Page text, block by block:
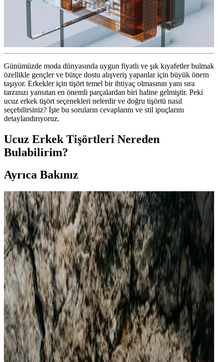
Günümüzde moda dünyasında uygun fiyatlı ve şık kıyafetler bulmak
özellikle gençler ve bütçe dostu alışveriş yapanlar için büyük önem
taşıyor. Erkekler için tişört temel bir ihtiyaç olmasının yanı sıra
tarzınızı yansıtan en önemli parçalardan biri haline gelmiştir. Peki
ucuz erkek tişört seçenekleri nelerdir ve doğru tişörtü nasıl
seçebilirsiniz? İşte bu soruların cevaplarını ve stil ipuçlarını
detaylandırıyoruz.
Ucuz Erkek Tişörtleri Nereden
Bulabilirim?
Ayrıca Bakınız
Erkek Basic Tişörtler: Stil ve Konforun Buluştuğu
Günlük Giyim Parçası
Erkek basic tişörtler, rahatlık ve şıklığın temel taşıdır. Çeşitli renk,
kesim ve kumaş seçenekleriyle her tarza uygun, uygun fiyatlı ve
uzun ömürlü giyim parçasıdır.
Erkekler İçin Uzun Kollu Lacoste Tişörtler: Şıklık ve
Konforun Birleştiği Giyim Seçenekleri
Lacoste’un erkekler için tasarladığı uzun kollu tişörtler, şıklık ve
konforu bir arada sunar. Kaliteli materyali ve çok yönlü
tasarımlarıyla her mevsim ve ortamda tercih edilebilir.
Erkek Sivit Kazaklar: Şıklık ve Konforu Bir Arada
Sunan Klasik ve Modern Tasarımlar